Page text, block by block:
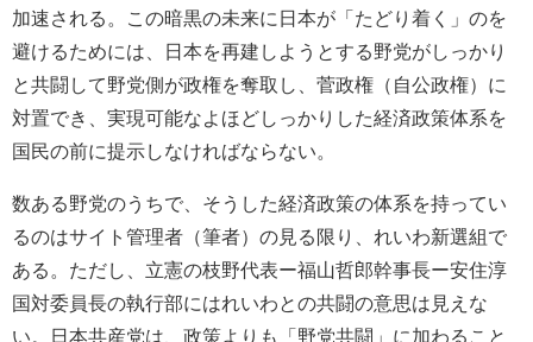
加速される。この暗黒の未来に日本が「たどり着く」のを
避けるためには、日本を再建しようとする野党がしっかり
と共闘して野党側が政権を奪取し、菅政権（自公政権）に
対置でき、実現可能なよほどしっかりした経済政策体系を
国民の前に提示しなければならない。
数ある野党のうちで、そうした経済政策の体系を持ってい
るのはサイト管理者（筆者）の見る限り、れいわ新選組で
ある。ただし、立憲の枝野代表ー福山哲郎幹事長ー安住淳
国対委員長の執行部にはれいわとの共闘の意思は見えな
い。日本共産党は、政策よりも「野党共闘」に加わること